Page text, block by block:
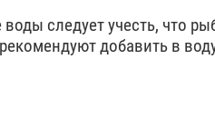
следует учесть, что
добавить в